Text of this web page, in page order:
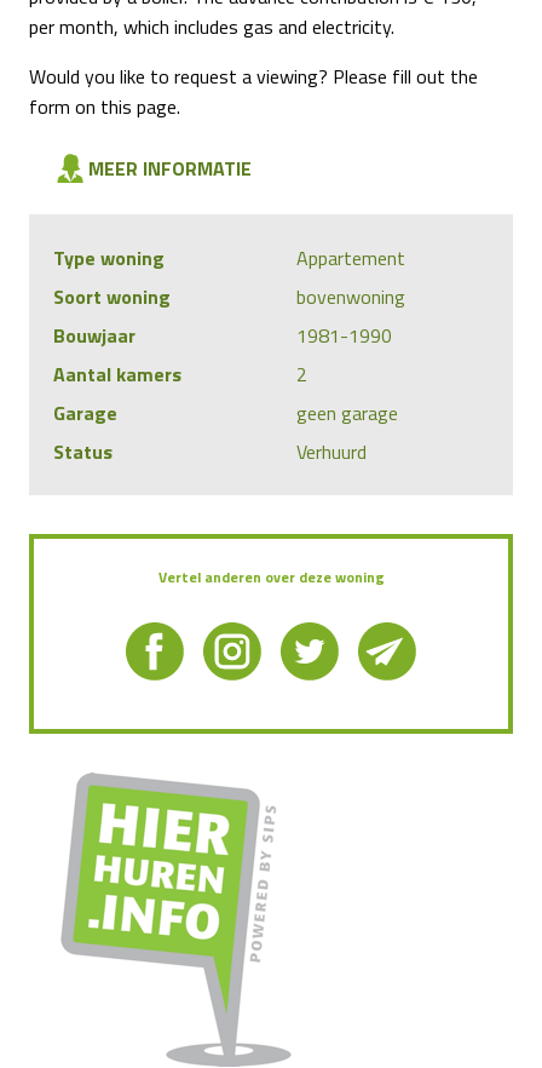
per month, which includes gas and electricity.
Would you like to request a viewing? Please fill out the
form on this page.
MEER INFORMATIE
Type woning
Appartement
Soort woning
bovenwoning
Bouwjaar
1981-1990
Aantal kamers
2
Garage
geen garage
Status
Verhuurd
Vertel anderen over deze woning